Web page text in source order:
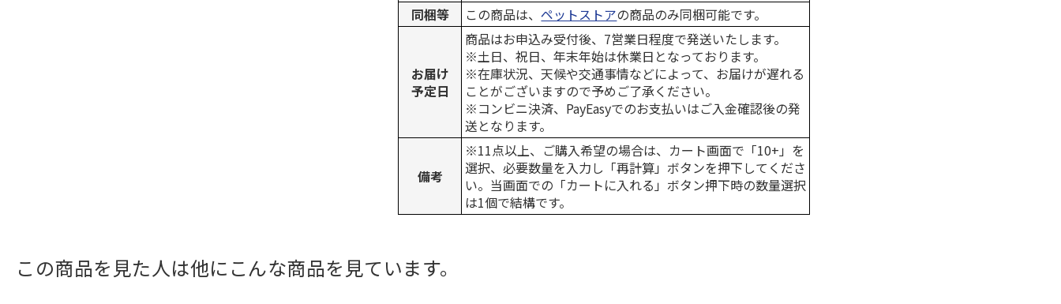
同梱等
この商品は、ペットストアの商品のみ同梱可能です。
お届け
予定日
商品はお申込み受付後、7営業日程度で発送いたします。
※土日、祝日、年末年始は休業日となっております。
※在庫状況、天候や交通事情などによって、お届けが遅れる
ことがございますので予めご了承ください。
※コンビニ決済、PayEasyでのお支払いはご入金確認後の発
送となります。
備考
※11点以上、ご購入希望の場合は、カート画面で「10+」を
選択、必要数量を入力し「再計算」ボタンを押下してくださ
い。当画面での「カートに入れる」ボタン押下時の数量選択
は1個で結構です。
この商品を見た人は他にこんな商品を見ています。